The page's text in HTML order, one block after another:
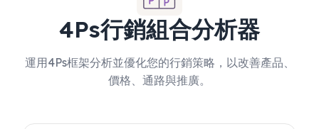
4Ps行銷組合分析器
運用4Ps框架分析並優化您的行銷策略，以改善產品、
價格、通路與推廣。